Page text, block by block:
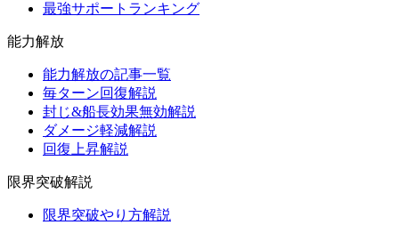
最強サポートランキング
能力解放
能力解放の記事一覧
毎ターン回復解説
封じ&船長効果無効解説
ダメージ軽減解説
回復上昇解説
限界突破解説
限界突破やり方解説